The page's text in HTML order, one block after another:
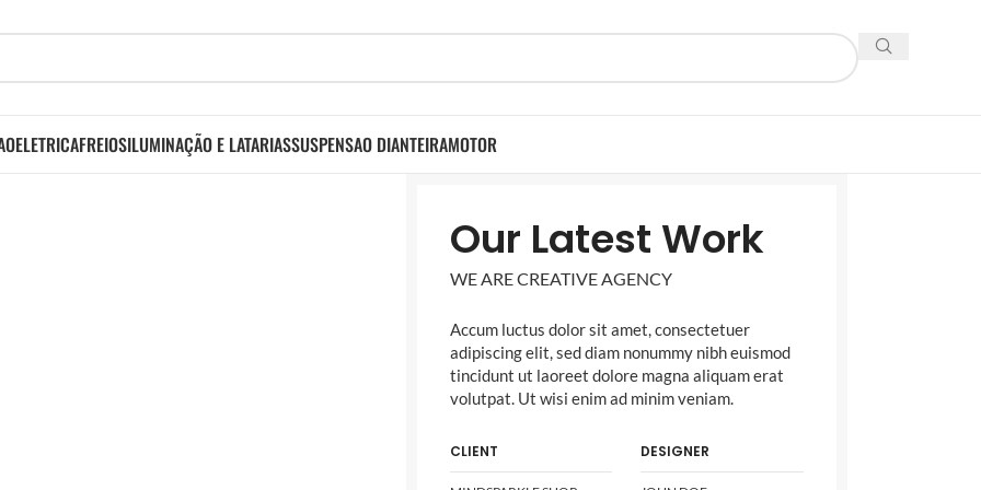
ELETRICAFREIOSILUMINAÇÃO E LATARIASSUSPENSAO DIANTEIRAMOTOR
Our Latest Work
WE ARE CREATIVE AGENCY
Accum luctus dolor sit amet, consectetuer
adipiscing elit, sed diam nonummy nibh euismod
tincidunt ut laoreet dolore magna aliquam erat
volutpat. Ut wisi enim ad minim veniam.
CLIENT DESIGNER